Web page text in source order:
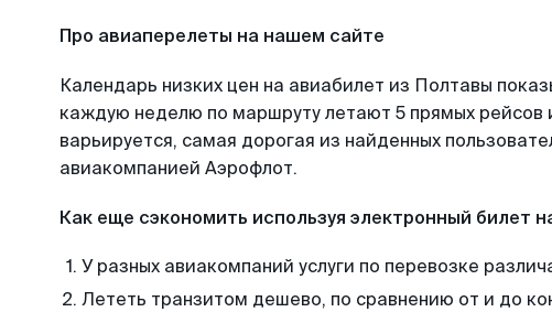
Про авиаперелеты на нашем сайте
Календарь низких цен на авиабилет из Полтавы
каждую неделю по маршруту летают 5 прямых рейсов
варьируется, самая дорогая из найденных
авиакомпанией Аэрофлот.
Как еще сэкономить используя электронный билет
У разных авиакомпаний услуги по перевозке
Лететь транзитом дешево, по сравнению от и до